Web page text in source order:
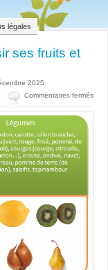
légales
ses fruits et
2025
Commentaires ferméssur